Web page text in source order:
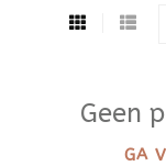
Geen
GA